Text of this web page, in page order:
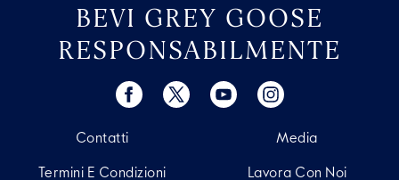
BEVI GREY GOOSE
RESPONSABILMENTE
Contatti
Termini E Condizioni
Media
Lavora Con Noi